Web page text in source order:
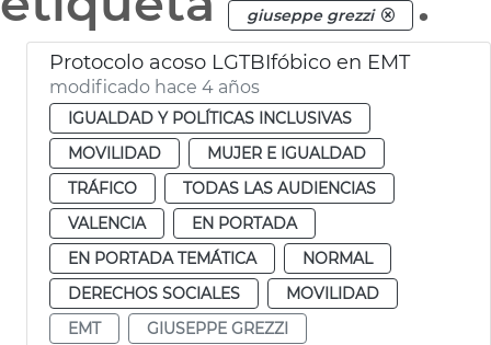
giuseppe grezzi
Protocolo acoso LGTBIfóbico en EMT
modificado hace 4 años
IGUALDAD Y POLÍTICAS INCLUSIVAS
MOVILIDAD
MUJER E IGUALDAD
TRÁFICO
TODAS LAS AUDIENCIAS
VALENCIA
EN PORTADA
EN PORTADA TEMÁTICA
NORMAL
DERECHOS SOCIALES
MOVILIDAD
EMT
GIUSEPPE GREZZI